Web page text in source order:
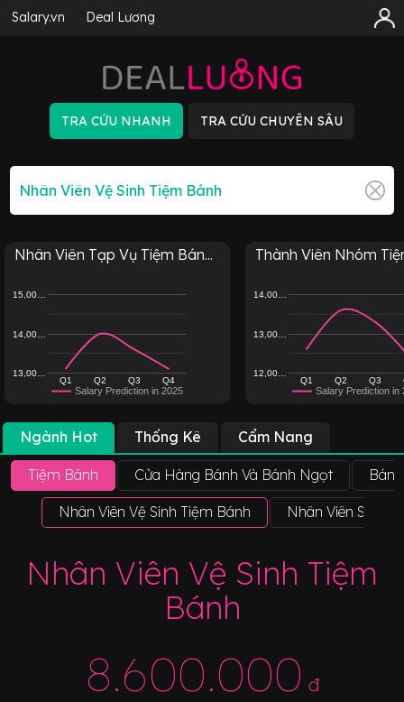
Salary.vn Deal Lương
Nhân Viên Tạp Vụ Tiệm Bán...
Salary Prediction in 2025
Q1 Q2 Q3 Q4
13,00…
14,00…
15,00…
Thành Viên Nhóm
Salary Prediction in
Q1 Q2 Q3
12,00…
13,00…
14,00…
Ngành Hot Thống Kê Cẩm Nang
Tiệm Bánh Cửa Hàng Bánh Và Bánh Ngọt
Nhân Viên Vệ Sinh Tiệm Bánh Nhân Viên Sản
Nhân Viên Vệ Sinh Tiệm
Bánh
8.600.000 đ